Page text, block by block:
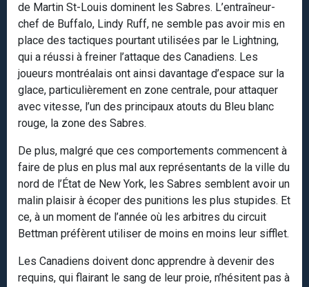
de Martin St-Louis dominent les Sabres. L’entraîneur-
chef de Buffalo, Lindy Ruff, ne semble pas avoir mis en
place des tactiques pourtant utilisées par le Lightning,
qui a réussi à freiner l’attaque des Canadiens. Les
joueurs montréalais ont ainsi davantage d’espace sur la
glace, particulièrement en zone centrale, pour attaquer
avec vitesse, l’un des principaux atouts du Bleu blanc
rouge, la zone des Sabres.
De plus, malgré que ces comportements commencent à
faire de plus en plus mal aux représentants de la ville du
nord de l’État de New York, les Sabres semblent avoir un
malin plaisir à écoper des punitions les plus stupides. Et
ce, à un moment de l’année où les arbitres du circuit
Bettman préfèrent utiliser de moins en moins leur sifflet.
Les Canadiens doivent donc apprendre à devenir des
requins, qui flairant le sang de leur proie, n’hésitent pas à